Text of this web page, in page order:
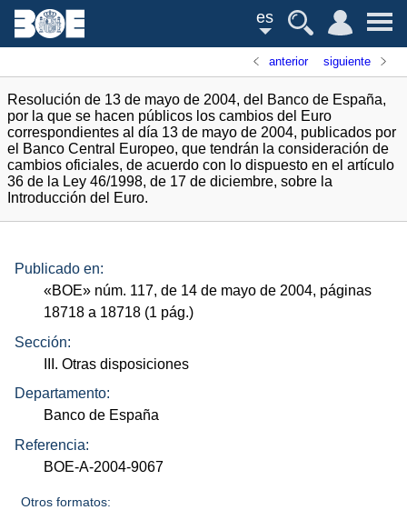
es
anterior siguiente
Resolución de 13 de mayo de 2004, del Banco de España,
por la que se hacen públicos los cambios del Euro
correspondientes al día 13 de mayo de 2004, publicados por
el Banco Central Europeo, que tendrán la consideración de
cambios oficiales, de acuerdo con lo dispuesto en el artículo
36 de la Ley 46/1998, de 17 de diciembre, sobre la
Introducción del Euro.
Publicado en:
«BOE» núm. 117, de 14 de mayo de 2004, páginas
18718 a 18718 (1 pág.)
Sección:
III. Otras disposiciones
Departamento:
Banco de España
Referencia:
BOE-A-2004-9067
Otros formatos: